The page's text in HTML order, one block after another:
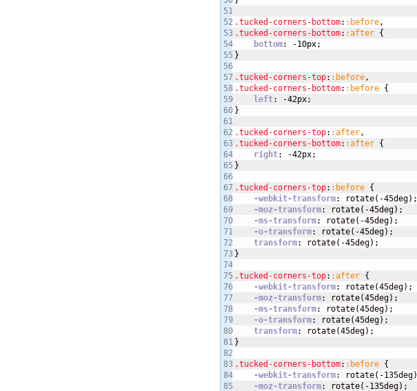
51
52
53
54
55
56
57
58
59
60
61
62
63
64
65
66
67
68
69
70
71
72
73
74
75
76
77
78
79
80
81
82
83
84
85
.tucked-corners-bottom: :before,
.tucked-corners-bottom: :after {
bottom: -10px;
}
.tucked-corners-top: :before,
.tucked-corners-bottom: :before {
left: -42px;
}
.tucked-corners-top: :after,
.tucked-corners-bottom: :after {
right: -42px;
}
.tucked-corners-top: :before {
-webkit-transform: rotate( -45deg) ;
-moz-transform: rotate( -45deg) ;
-ms-transform: rotate( -45deg) ;
-o-transform: rotate( -45deg) ;
transform: rotate( -45deg) ;
}
.tucked-corners-top: :after {
-webkit-transform: rotate(45deg) ;
-moz-transform: rotate(45deg) ;
-ms-transform: rotate(45deg) ;
-o-transform: rotate(45deg) ;
transform: rotate(45deg) ;
}
.tucked-corners-bottom: :before {
-webkit-transform: rotate( -135deg)
-moz-transform: rotate( -135deg) ;